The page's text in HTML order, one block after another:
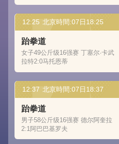
12:25 北京時間:07日18:25
跆拳道
女子49公斤级16强赛 丁塞尔·卡武
拉特2:0马托恩蒂
12:37 北京時間:07日18:37
跆拳道
男子58公斤级16强赛 德尔阿奎拉
2:1阿巴巴基罗夫